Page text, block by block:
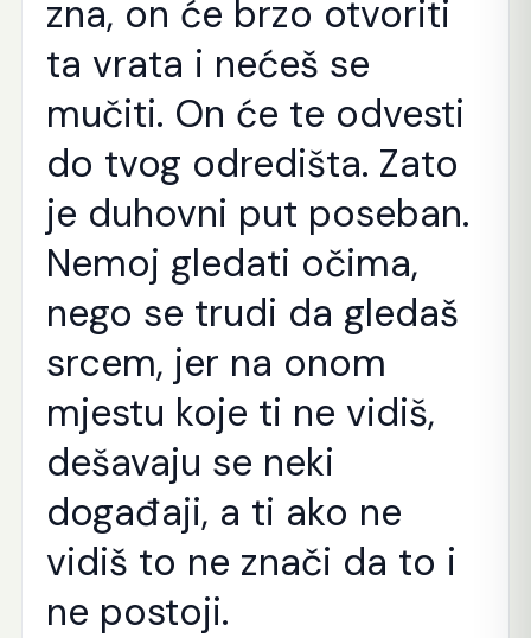
zna, on će brzo otvoriti
ta vrata i nećeš se
mučiti. On će te odvesti
do tvog odredišta. Zato
je duhovni put poseban.
Nemoj gledati očima,
nego se trudi da gledaš
srcem, jer na onom
mjestu koje ti ne vidiš,
dešavaju se neki
događaji, a ti ako ne
vidiš to ne znači da to i
ne postoji.